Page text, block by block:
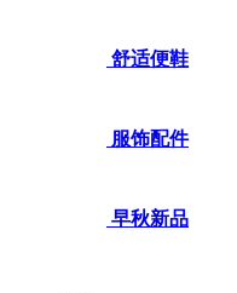
舒适便鞋
服饰配件
早秋新品